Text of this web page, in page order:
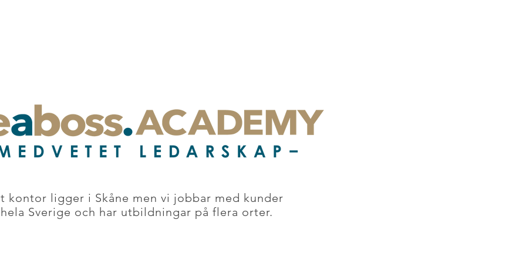
kontor ligger i Skåne men vi jobbar med kunder
Sverige och har utbildningar på flera orter.